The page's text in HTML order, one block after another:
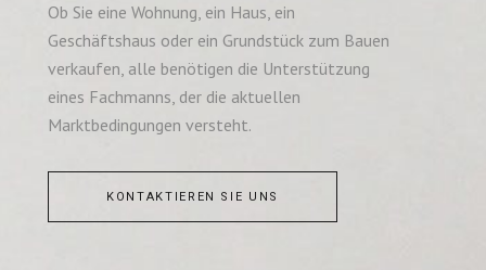
Ob Sie eine Wohnung, ein Haus, ein
Geschäftshaus oder ein Grundstück zum Bauen
verkaufen, alle benötigen die Unterstützung
eines Fachmanns, der die aktuellen
Marktbedingungen versteht.
KONTAKTIEREN SIE UNS